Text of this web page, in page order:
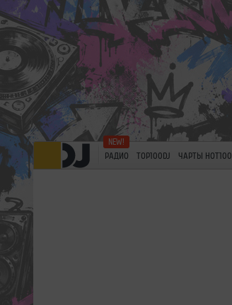
РАДИО TOP100DJ ЧАРТЫ HOT100